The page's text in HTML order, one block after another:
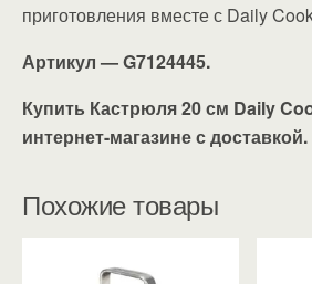
приготовления вместе с Daily
Артикул — G7124445.
Купить Кастрюля 20 см Daily
интернет-магазине с доставкой.
Похожие товары